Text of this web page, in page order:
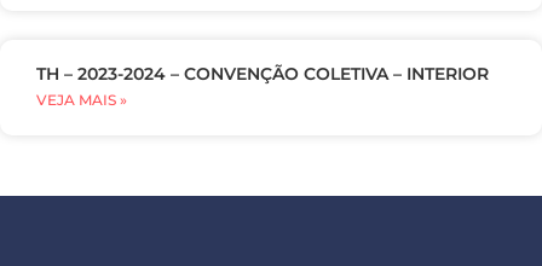
TH – 2023-2024 – CONVENÇÃO COLETIVA – INTERIOR
VEJA MAIS »